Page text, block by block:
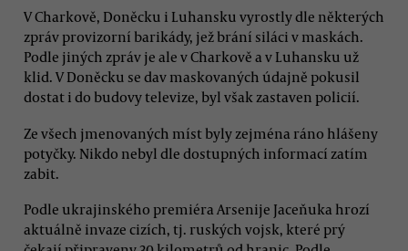
V Charkově, Doněcku i Luhansku vyrostly dle některých
zpráv provizorní barikády, jež brání siláci v maskách.
Podle jiných zpráv je ale v Charkově a v Luhansku už
klid. V Doněcku se dav maskovaných údajně pokusil
dostat i do budovy televize, byl však zastaven policií.
Ze všech jmenovaných míst byly zejména ráno hlášeny
potyčky. Nikdo nebyl dle dostupných informací zatím
zabit.
Podle ukrajinského premiéra Arsenije Jaceňuka hrozí
aktuálně invaze cizích, tj. ruských vojsk, které prý